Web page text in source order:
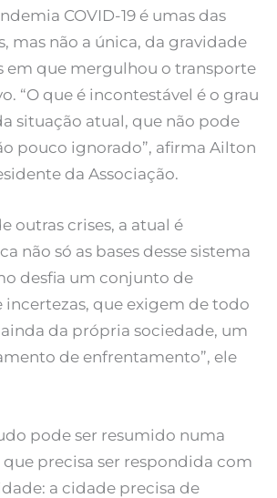
COVID-19 é umas das
mas não a única, da gravidade
em que mergulhou o transporte
“O que é incontestável é o grau
situação atual, que não pode
pouco ignorado”, afirma Ailton
da Associação.
outras crises, a atual é
não só as bases desse sistema
desfia um conjunto de
incertezas, que exigem de todo
da própria sociedade, um
de enfrentamento”, ele
pode ser resumido numa
precisa ser respondida com
a cidade precisa de